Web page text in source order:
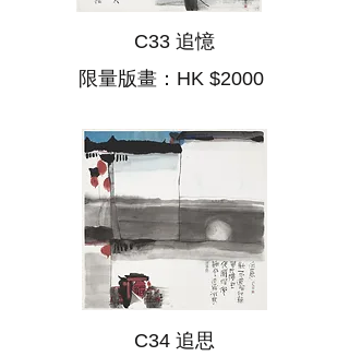
C33 追憶
限量版畫：HK $2000
C34 追思